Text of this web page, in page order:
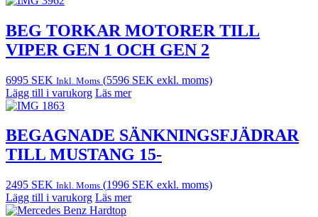
BEG TORKAR MOTORER TILL
VIPER GEN 1 OCH GEN 2
6995 SEK Inkl. Moms (5596 SEK exkl. moms)
Lägg till i varukorg Läs mer
BEGAGNADE SÄNKNINGSFJÄDRAR
TILL MUSTANG 15-
2495 SEK Inkl. Moms (1996 SEK exkl. moms)
Lägg till i varukorg Läs mer